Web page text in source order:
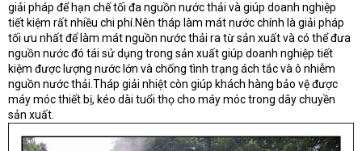
giải pháp để hạn chế tối đa nguồn nước thải và giúp doanh nghiệp
tiết kiệm rất nhiều chi phí.Nên tháp làm mát nước chính là giải pháp
tối ưu nhất để làm mát nguồn nước thải ra từ sản xuất và có thể đưa
nguồn nước đó tái sử dụng trong sản xuất giúp doanh nghiệp tiết
kiệm được lượng nước lớn và chống tình trạng ách tắc và ô nhiễm
nguồn nước thải.Tháp giải nhiệt còn giúp khách hàng bảo vệ được
máy móc thiết bị, kéo dài tuổi thọ cho máy móc trong dây chuyền
sản xuất.